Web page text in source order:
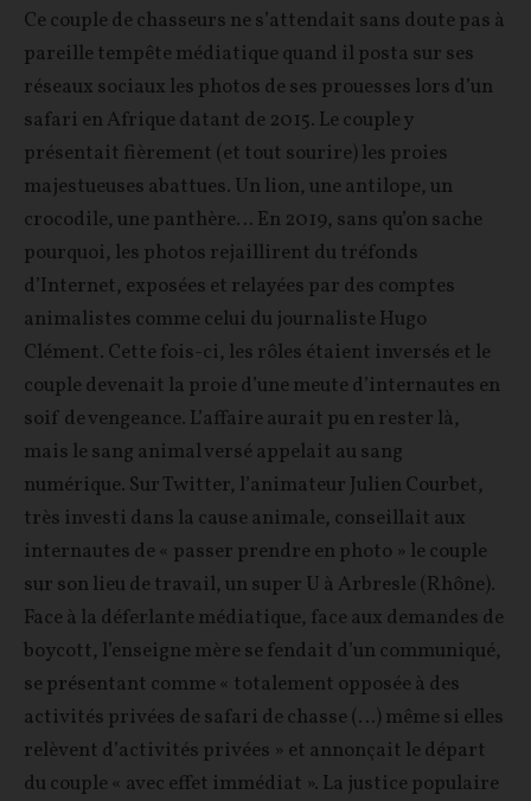
Ce couple de chasseurs ne s’attendait sans doute pas à
pareille tempête médiatique quand il posta sur ses
réseaux sociaux les photos de ses prouesses lors d’un
safari en Afrique datant de 2015. Le couple y
présentait fièrement (et tout sourire) les proies
majestueuses abattues. Un lion, une antilope, un
crocodile, une panthère… En 2019, sans qu’on sache
pourquoi, les photos rejaillirent du tréfonds
d’Internet, exposées et relayées par des comptes
animalistes comme celui du journaliste Hugo
Clément. Cette fois-ci, les rôles étaient inversés et le
couple devenait la proie d’une meute d’internautes en
soif de vengeance. L’affaire aurait pu en rester là,
mais le sang animal versé appelait au sang
numérique. Sur Twitter, l’animateur Julien Courbet,
très investi dans la cause animale, conseillait aux
internautes de « passer prendre en photo » le couple
sur son lieu de travail, un super U à Arbresle (Rhône).
Face à la déferlante médiatique, face aux demandes de
boycott, l’enseigne mère se fendait d’un communiqué,
se présentant comme « totalement opposée à des
activités privées de safari de chasse (…) même si elles
relèvent d’activités privées » et annonçait le départ
du couple « avec effet immédiat ». La justice populaire